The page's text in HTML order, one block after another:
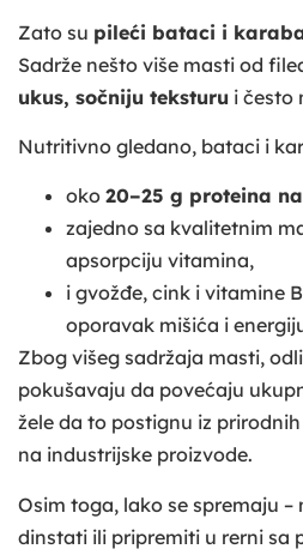
Zato su pileći bataci i
Sadrže nešto više masti od
ukus, sočniju teksturu i često
Nutritivno gledano, bataci i
oko 20–25 g proteina
zajedno sa kvalitetnim
apsorpciju vitamina,
i gvožđe, cink i vitamine
oporavak mišića i
Zbog višeg sadržaja masti,
pokušavaju da povećaju
žele da to postignu iz
na industrijske proizvode.
Osim toga, lako se spremaju –
dinstati ili pripremiti u rerni sa